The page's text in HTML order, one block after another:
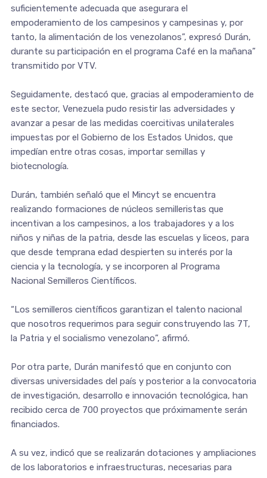
suficientemente adecuada que asegurara el
empoderamiento de los campesinos y campesinas y, por
tanto, la alimentación de los venezolanos”, expresó Durán,
durante su participación en el programa Café en la mañana”
transmitido por VTV.
Seguidamente, destacó que, gracias al empoderamiento de
este sector, Venezuela pudo resistir las adversidades y
avanzar a pesar de las medidas coercitivas unilaterales
impuestas por el Gobierno de los Estados Unidos, que
impedían entre otras cosas, importar semillas y
biotecnología.
Durán, también señaló que el Mincyt se encuentra
realizando formaciones de núcleos semilleristas que
incentivan a los campesinos, a los trabajadores y a los
niños y niñas de la patria, desde las escuelas y liceos, para
que desde temprana edad despierten su interés por la
ciencia y la tecnología, y se incorporen al Programa
Nacional Semilleros Científicos.
“Los semilleros científicos garantizan el talento nacional
que nosotros requerimos para seguir construyendo las 7T,
la Patria y el socialismo venezolano”, afirmó.
Por otra parte, Durán manifestó que en conjunto con
diversas universidades del país y posterior a la convocatoria
de investigación, desarrollo e innovación tecnológica, han
recibido cerca de 700 proyectos que próximamente serán
financiados.
A su vez, indicó que se realizarán dotaciones y ampliaciones
de los laboratorios e infraestructuras, necesarias para